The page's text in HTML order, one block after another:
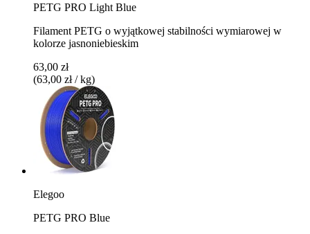
PETG PRO Light Blue
Filament PETG o wyjątkowej stabilności wymiarowej w
kolorze jasnoniebieskim
63,00 zł
(63,00 zł / kg)
Elegoo
PETG PRO Blue